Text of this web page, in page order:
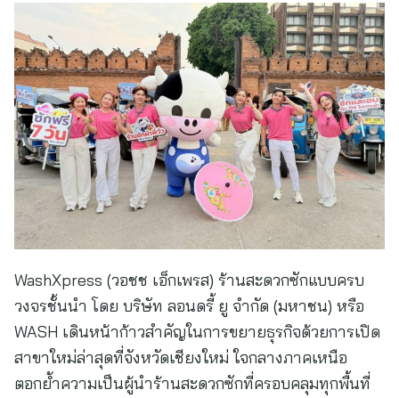
WashXpress (วอชช เอ็กเพรส) ร้านสะดวกซักแบบครบ
วงจรชั้นนำ โดย บริษัท ลอนดรี้ ยู จํากัด (มหาชน) หรือ
WASH เดินหน้าก้าวสำคัญในการขยายธุรกิจด้วยการเปิด
สาขาใหม่ล่าสุดที่จังหวัดเชียงใหม่ ใจกลางภาคเหนือ
ตอกย้ำความเป็นผู้นำร้านสะดวกซักที่ครอบคลุมทุกพื้นที่